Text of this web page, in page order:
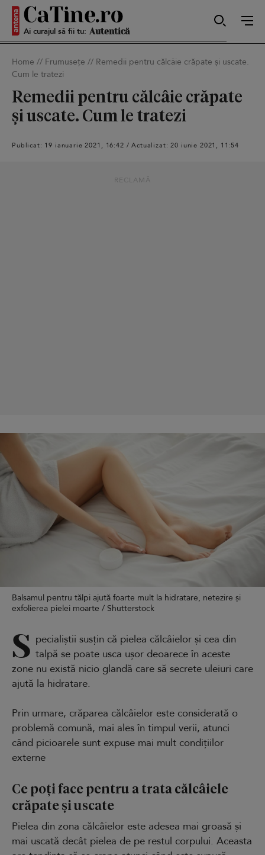
Ai curajul să fii tu: Sexy
Home // Frumusețe // Remedii pentru călcâie crăpate și uscate.
Cum le tratezi
Remedii pentru călcâie crăpate
și uscate. Cum le tratezi
Publicat: 19 ianuarie 2021, 16:42 / Actualizat: 20 iunie 2021, 11:54
RECLAMĂ
Balsamul pentru tălpi ajută foarte mult la hidratare, netezire și
exfolierea pielei moarte / Shutterstock
S pecialiștii susțin că pielea călcâielor și cea din
talpă se poate usca ușor deoarece în aceste
zone nu există nicio glandă care să secrete uleiuri care
ajută la hidratare.
Prin urmare, crăparea călcâielor este considerată o
problemă comună, mai ales în timpul verii, atunci
când picioarele sunt expuse mai mult condițiilor
externe
Ce poți face pentru a trata călcâiele
crăpate și uscate
Pielea din zona călcâielor este adesea mai groasă și
mai uscată decât pielea de pe restul corpului. Aceasta